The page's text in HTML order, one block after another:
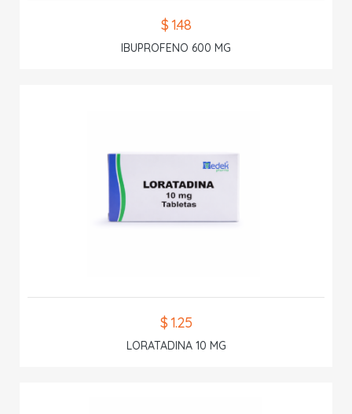
$ 1.48
IBUPROFENO 600 MG
$ 1.25
LORATADINA 10 MG